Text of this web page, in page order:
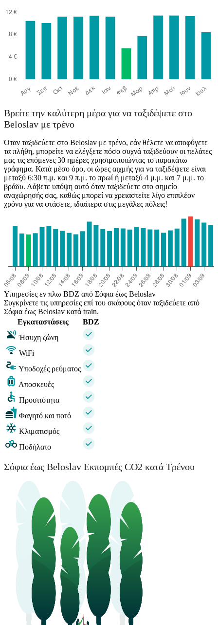
Βρείτε την καλύτερη μέρα για να ταξιδέψετε στο
Beloslav με τρένο
Όταν ταξιδεύετε στο Beloslav με τρένο, εάν θέλετε να αποφύγετε
τα πλήθη, μπορείτε να ελέγξετε πόσο συχνά ταξιδεύουν οι πελάτες
μας τις επόμενες 30 ημέρες χρησιμοποιώντας το παρακάτω
γράφημα. Κατά μέσο όρο, οι ώρες αιχμής για να ταξιδέψετε είναι
μεταξύ 6:30 π.μ. και 9 π.μ. το πρωί ή μεταξύ 4 μ.μ. και 7 μ.μ. το
βράδυ. Λάβετε υπόψη αυτό όταν ταξιδεύετε στο σημείο
αναχώρησής σας, καθώς μπορεί να χρειαστείτε λίγο επιπλέον
χρόνο για να φτάσετε, ιδιαίτερα στις μεγάλες πόλεις!
Υπηρεσίες εν πλω BDZ από Σόφια έως Beloslav
Συγκρίνετε τις υπηρεσίες επί του σκάφους όταν ταξιδεύετε από
Σόφια έως Beloslav κατά train.
Εγκαταστάσεις
BDZ
Ήσυχη ζώνη
WiFi
Υποδοχές ρεύματος
Αποσκευές
Προσιτότητα
Φαγητό και ποτό
Κλιματισμός
Ποδήλατο
Σόφια έως Beloslav Εκπομπές CO2 κατά Τρένου